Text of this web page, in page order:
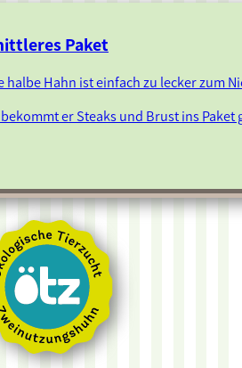
Paket
halbe Hahn ist einfach zu lecker zum
er Steaks und Brust ins Paket